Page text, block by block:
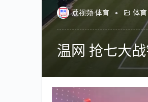
荔视频·体育 • 体育
温网 抢七大
00:00 /